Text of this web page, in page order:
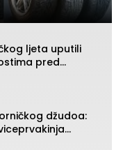
ljeta uputili
pred
programa
džudoa:
konkurenciji